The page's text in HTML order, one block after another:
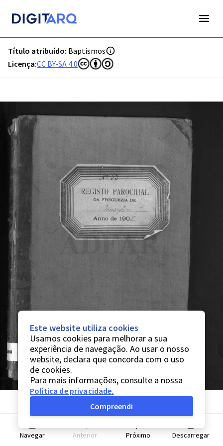
Título atribuído: Baptismos
Licença:CC BY-SA 4.0
Navegar Anterior Próximo Descarregar
Este website utiliza cookies
Usamos cookies para melhorar a sua
experiência de navegação. Ao usar o nosso
website, declara que concorda com o uso
de cookies.
Para mais informações, consulte a nossa
Política de privacidade.
Compreendi